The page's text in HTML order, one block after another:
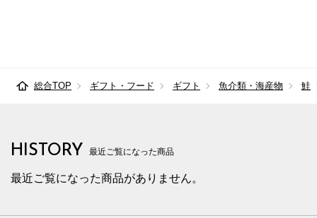
総合TOP ギフト・フード ギフト 魚介類・海産物 鮭
HISTORY 最近ご覧になった商品
最近ご覧になった商品がありません。